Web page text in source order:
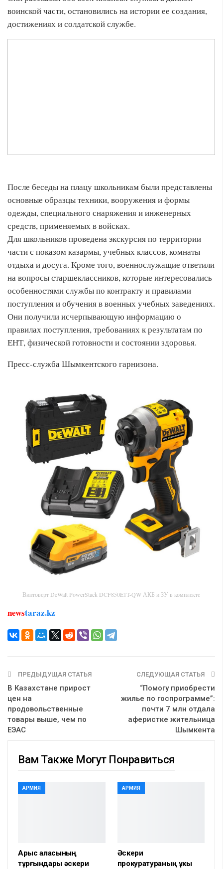
воинской части, остановились на истории ее создания,
достижениях и солдатской службе.
После беседы на плацу школьникам были представлены
основные образцы техники, вооружения и формы
одежды, специального снаряжения и инженерных
средств, применяемых в войсках.
Для школьников проведена экскурсия по территории
части с показом казармы, учебных классов, комнаты
отдыха и досуга. Кроме того, военнослужащие ответили
на вопросы старшеклассников, которые интересовались
особенностями службы по контракту и правилами
поступления и обучения в военных учебных заведениях.
Они получили исчерпывающую информацию о
правилах поступления, требованиях к результатам по
ЕНТ, физической готовности и состоянии здоровья.
Пресс-служба Шымкентского гарнизона.
Винтоверт DeWalt PowerStack DCF850E1T-QW АКБ и ЗУ в комплекте
newstaraz.kz
ПРЕДЫДУЩАЯ СТАТЬЯ
В Казахстане прирост
цен на
продовольственные
товары выше, чем по
ЕЭАС
СЛЕДУЮЩАЯ СТАТЬЯ
“Помогу приобрести
жилье по госпрограмме”:
почти 7 млн отдала
аферистке жительница
Шымкента
Вам Также Могут Понравиться
АРМИЯ
Арыс қаласының
тұрғындары әскери
АРМИЯ
Әскери
прокуратураның құкық